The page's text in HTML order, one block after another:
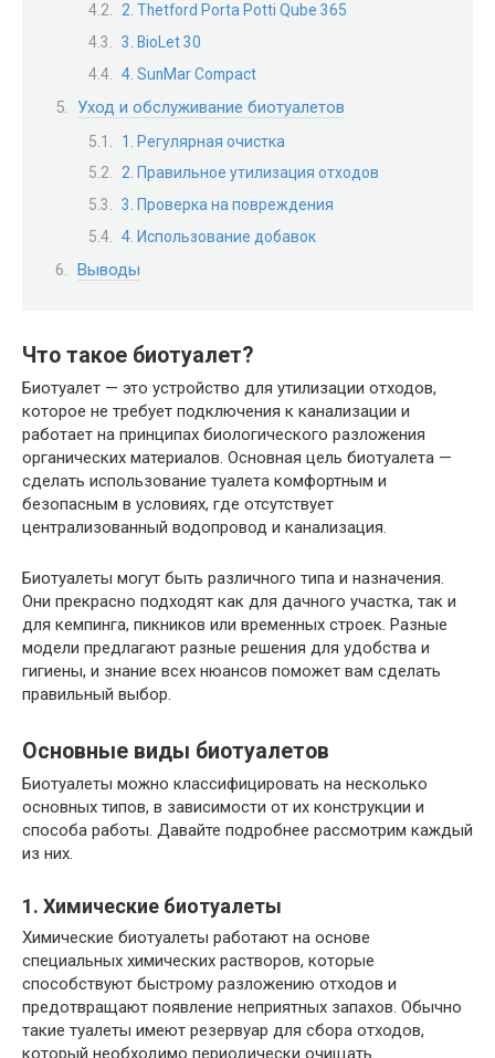
2. Thetford Porta Potti Qube 365
3. BioLet 30
4. SunMar Compact
Уход и обслуживание биотуалетов
1. Регулярная очистка
2. Правильное утилизация отходов
3. Проверка на повреждения
4. Использование добавок
Выводы
Что такое биотуалет?
Биотуалет — это устройство для утилизации отходов,
которое не требует подключения к канализации и
работает на принципах биологического разложения
органических материалов. Основная цель биотуалета —
сделать использование туалета комфортным и
безопасным в условиях, где отсутствует
централизованный водопровод и канализация.
Биотуалеты могут быть различного типа и назначения.
Они прекрасно подходят как для дачного участка, так и
для кемпинга, пикников или временных строек. Разные
модели предлагают разные решения для удобства и
гигиены, и знание всех нюансов поможет вам сделать
правильный выбор.
Основные виды биотуалетов
Биотуалеты можно классифицировать на несколько
основных типов, в зависимости от их конструкции и
способа работы. Давайте подробнее рассмотрим каждый
из них.
1. Химические биотуалеты
Химические биотуалеты работают на основе
специальных химических растворов, которые
способствуют быстрому разложению отходов и
предотвращают появление неприятных запахов. Обычно
такие туалеты имеют резервуар для сбора отходов,
который необходимо периодически очищать.